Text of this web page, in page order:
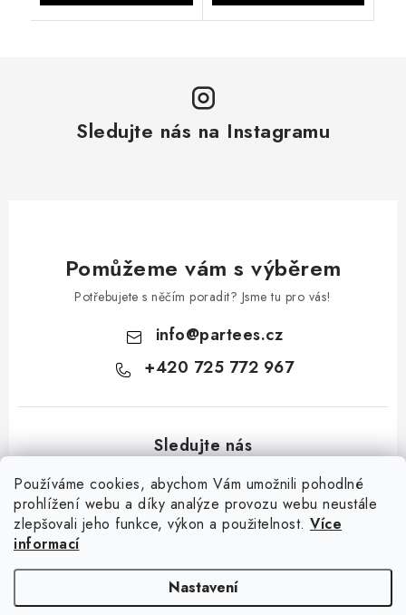
Používáme cookies, abychom Vám umožnili pohodlné
prohlížení webu a díky analýze provozu webu neustále
zlepšovali jeho funkce, výkon a použitelnost. Více
informací
Nastavení
Sledujte nás na Instagramu
Pomůžeme vám s výběrem
Potřebujete s něčím poradit? Jsme tu pro vás!
info@partees.cz
+420 725 772 967
Obchodní podmínky